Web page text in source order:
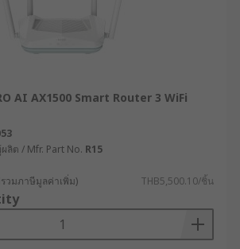
ยู่ IP ปลายทาง จากนั้นจะตรวจสอบ
Table) ที่บันทึกไว้ เพื่อระบุว่า
ทางไหน ทั้งนี้ เราเตอร์จะ
เช่น จำนวนเครือข่ายที่ต้องผ่าน
เร็วของเส้นทาง หรือสถานะของ
ำงานได้ดีหรือไม่
ดอุตสาหกรรม ระบบการทำงานได้
ามซับซ้อนมากขึ้น โดยรองรับ
ต่อที่หลากหลาย เช่น
บ Dual WAN สำหรับความเสถียร
อ
AI AX1500 Smart Router 3 WiFi
ลิต / Mfr. Part No. R15
วมภาษีมูลค่าเพิ่ม) THB5,500.10/ชิ้น